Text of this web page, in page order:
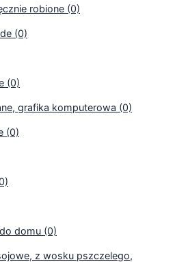
robione (0)
(0)
(0)
grafika komputerowa (0)
(0)
domu (0)
z wosku pszczelego,